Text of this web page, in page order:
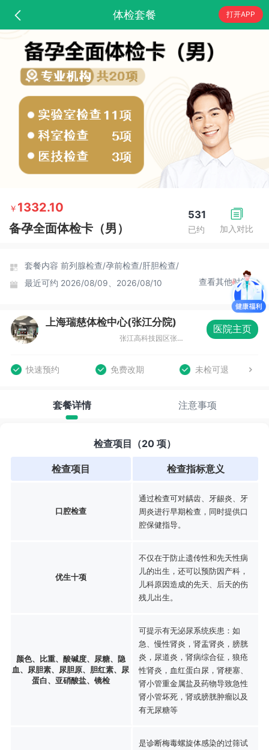
体检套餐 打开APP
加入对比
531
已约
￥ 1332.10
备孕全面体检卡（男）
套餐内容 前列腺检查/孕前检查/肝胆检查/
最近可约 2026/08/09、2026/08/10 查看其他时间
上海瑞慈体检中心(张江分院)
张江高科技园区张东路1388号15号楼
医院主页
快速预约 免费改期 未检可退
套餐详情 注意事项
检查项目（20 项）
检查项目 检查指标意义
口腔检查
通过检查可对龋齿、牙龈炎、牙
周炎进行早期检查，同时提供口
腔保健指导。
优生十项
不仅在于防止遗传性和先天性病
儿的出生，还可以预防因产科，
儿科原因造成的先天、后天的伤
残儿出生。
颜色、比重、酸碱度、尿糖、隐
血、尿胆素、尿胆原、胆红素、尿
蛋白、亚硝酸盐、镜检
可提示有无泌尿系统疾患：如
急、慢性肾炎，肾盂肾炎，膀胱
炎，尿道炎，肾病综合征，狼疮
性肾炎，血红蛋白尿，肾梗塞、
肾小管重金属盐及药物导致急性
肾小管坏死，肾或膀胱肿瘤以及
有无尿糖等
是诊断梅毒螺旋体感染的过筛试